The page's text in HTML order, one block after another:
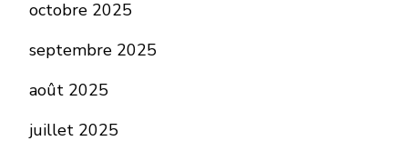
octobre 2025
septembre 2025
août 2025
juillet 2025